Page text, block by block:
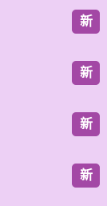
新
新
新
新